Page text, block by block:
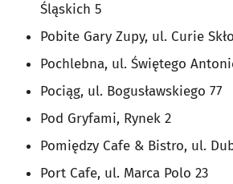
Śląskich 5
Pobite Gary Zupy, ul. Curie
Pochlebna, ul. Świętego
Pociąg, ul. Bogusławskiego 77
Pod Gryfami, Rynek 2
Pomiędzy Cafe & Bistro, ul.
Port Cafe, ul. Marca Polo 23